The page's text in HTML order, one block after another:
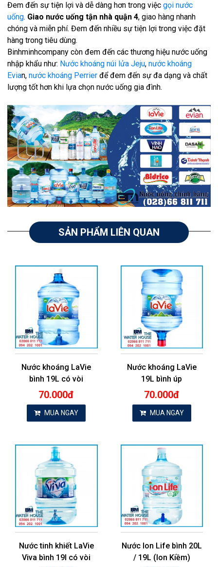
Đem đến sự tiện lợi và dễ dàng hơn trong việc gọi nước
uống. Giao nước uống tận nhà quận 4, giao hàng nhanh
chóng và miễn phí. Đem đến nhiều sự tiện lợi trong việc đặt
hàng trong tiêu dùng.
Binhminhcompany còn đem đến các thương hiệu nước uống
nhập khẩu như: Nước khoáng núi lửa Jeju, nước khoáng
Evian, nước khoáng Perrier để đem đến sự đa dạng và chất
lượng tốt hơn khi lựa chọn nước uống gia đình.
SẢN PHẨM LIÊN QUAN
Nước khoáng LaVie
bình 19L có vòi
70.000đ
MUA NGAY
Nước khoáng LaVie
19L bình úp
70.000đ
MUA NGAY
Nước tinh khiết LaVie
Viva bình 19l có vòi
Nước Ion Life bình 20L
/ 19L (Ion Kiềm)